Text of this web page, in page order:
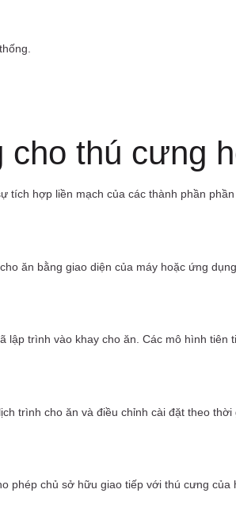
thú cưng
tích hợp liền mạch của các thành phần
ăn bằng giao diện của máy hoặc ứng
trình vào khay cho ăn. Các mô hình tiên
trình cho ăn và điều chỉnh cài đặt theo
chủ sở hữu giao tiếp với thú cưng của